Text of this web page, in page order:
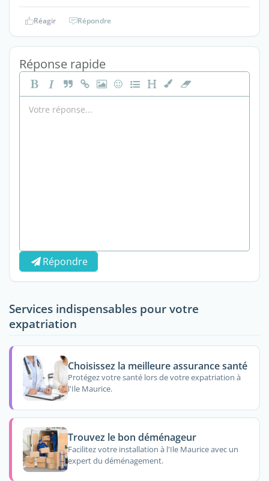
Réagir Répondre
Réponse rapide
Répondre
Services indispensables pour votre
expatriation
Choisissez la meilleure assurance santé
Protégez votre santé lors de votre expatriation à
l'Ile Maurice.
Trouvez le bon déménageur
Facilitez votre installation à l'Ile Maurice avec un
expert du déménagement.